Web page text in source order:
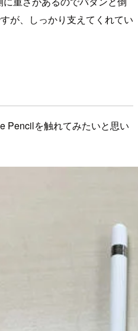
が、しっかり支えてくれてい
Pencilを触れてみたいと思い